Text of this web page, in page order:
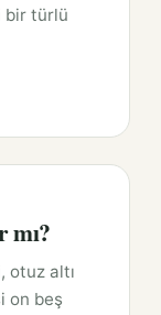
bir türlü
mı?
otuz altı
on beş